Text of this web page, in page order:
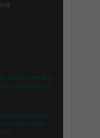
cause, rimedi e
morbidezza
pareti divisorie:
una scelta